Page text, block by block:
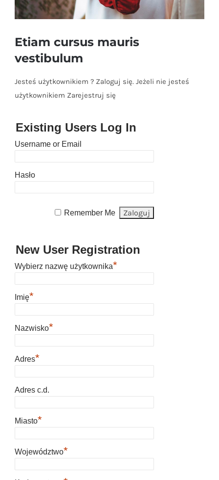
Etiam cursus mauris
vestibulum
Jesteś użytkownikiem ? Zaloguj się. Jeżeli nie jesteś
użytkownikiem Zarejestruj się
Existing Users Log In
Username or Email
Hasło
Remember Me
New User Registration
Wybierz nazwę użytkownika*
Imię*
Nazwisko*
Adres*
Adres c.d.
Miasto*
Województwo*